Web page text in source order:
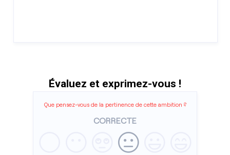
Évaluez et exprimez-vous !
Que pensez-vous de la pertinence de cette ambition ?
CORRECTE